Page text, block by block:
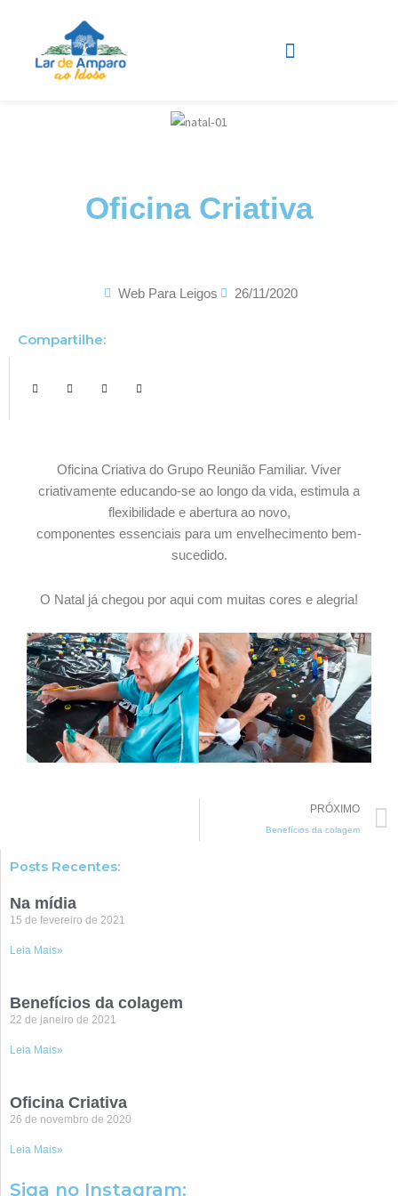
conteúdo
Oficina Criativa
Web Para Leigos 26/11/2020
Compartilhe:
Oficina Criativa do Grupo Reunião Familiar. Viver
criativamente educando-se ao longo da vida, estimula a
flexibilidade e abertura ao novo,
componentes essenciais para um envelhecimento bem-
sucedido.
O Natal já chegou por aqui com muitas cores e alegria!
PRÓXIMO
Benefícios da colagem
Posts Recentes:
Na mídia
15 de fevereiro de 2021
Leia Mais»
Benefícios da colagem
22 de janeiro de 2021
Leia Mais»
Oficina Criativa
26 de novembro de 2020
Leia Mais»
Siga no Instagram: